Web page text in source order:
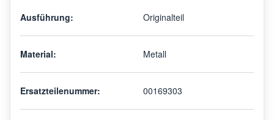
Ausführung:
Originalteil
Material: Metall
Ersatzteilenummer: 00169303